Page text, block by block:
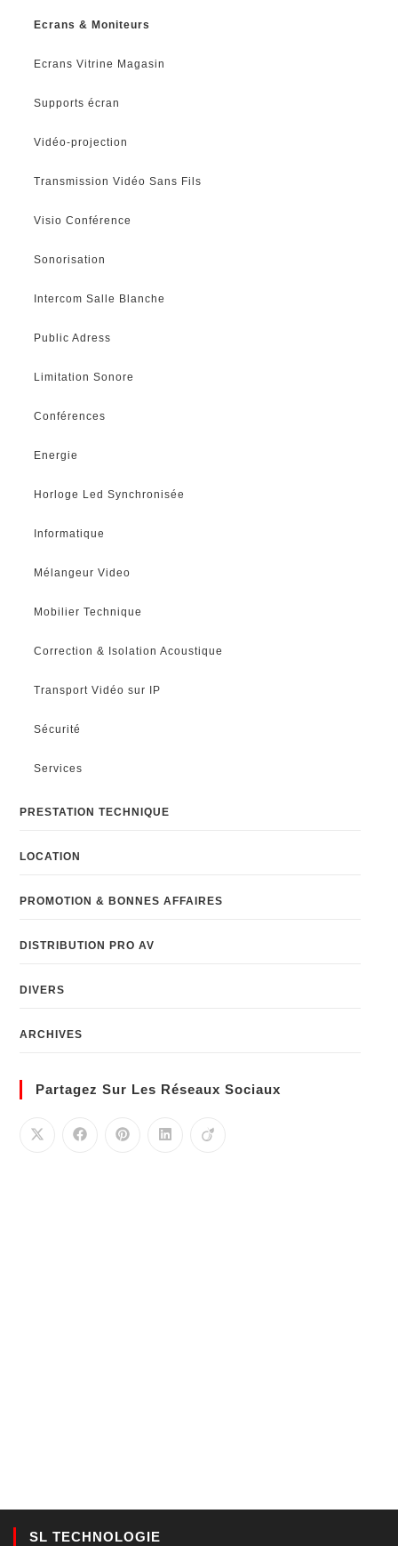
Ecrans & Moniteurs
Ecrans Vitrine Magasin
Supports écran
Vidéo-projection
Transmission Vidéo Sans Fils
Visio Conférence
Sonorisation
Intercom Salle Blanche
Public Adress
Limitation Sonore
Conférences
Energie
Horloge Led Synchronisée
Informatique
Mélangeur Video
Mobilier Technique
Correction & Isolation Acoustique
Transport Vidéo sur IP
Sécurité
Services
PRESTATION TECHNIQUE
LOCATION
PROMOTION & BONNES AFFAIRES
DISTRIBUTION PRO AV
DIVERS
ARCHIVES
Partagez Sur Les Réseaux Sociaux
SL TECHNOLOGIE